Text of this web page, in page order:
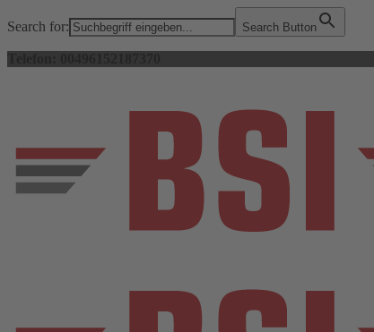
Search for: Search Button